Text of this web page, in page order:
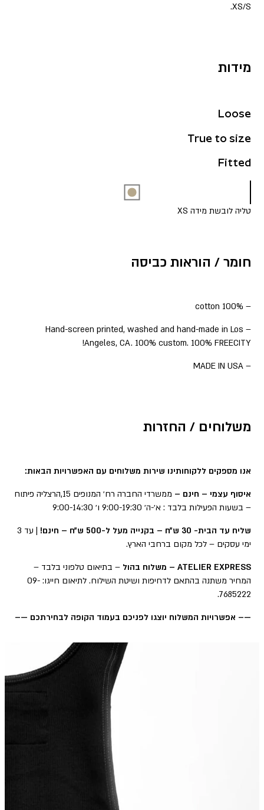
XS/S.
מידות
Loose
True to size
Fitted
טליה לובשת מידה XS
חומר / הוראות כביסה
– 100% cotton
– Hand-screen printed, washed and hand-made in Los
Angeles, CA. 100% custom. 100% FREECITY!
– MADE IN USA
משלוחים / החזרות
אנו מספקים ללקוחותינו שירות משלוחים עם האפשרויות הבאות:
איסוף עצמי – חינם –
ממשרדי החברה רח׳ המנופים 15,הרצליה פיתוח
– בשעות הפעילות בלבד : א׳-ה׳ 9:00-19:30 ו׳ 9:00-14:30
שליח עד הבית- 30 ש״ח – בקנייה מעל ל-500 ש״ח – חינם!
| עד 3
ימי עסקים – לכל מקום ברחבי הארץ.
ATELIER EXPRESS – משלוח בהול
– בתיאום טלפוני בלבד –
המחיר משתנה בהתאם לדחיפות ושיטת השילוח. לתיאום חייגו: 09-
7685222.
—– אפשרויות המשלוח יוצגו לפניכם בעמוד הקופה לבחירתכם —–